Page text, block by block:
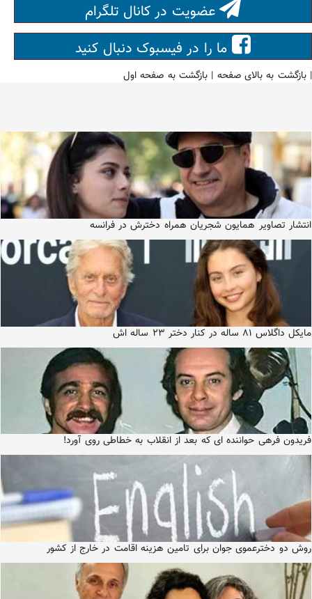
عضویت در کانال تلگرام
ما را در فیسبوک دنبال کنید
|بازگشت به بالای صفحه |بازگشت به صفحه اول
انتشار تصاویر همایون شجریان همراه دخترش در فرانسه
مایکل داگلاس ۸۱ ساله در کنار دختر ۲۳ ساله اش
فریدون فرهی حواننده ای که بعد از انقلاب به خطاطی روی آورد!
روش دو دخترعموی جوان برای تامین هزینه اقامت در خارج از کشور